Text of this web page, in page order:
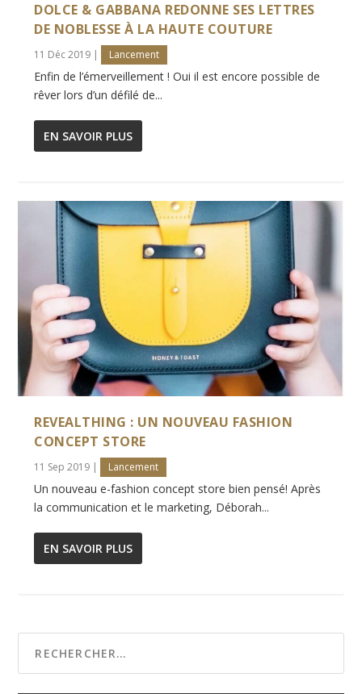
DOLCE & GABBANA REDONNE SES LETTRES
DE NOBLESSE À LA HAUTE COUTURE
11 Déc 2019 | Lancement
Enfin de l’émerveillement ! Oui il est encore possible de
rêver lors d’un défilé de...
EN SAVOIR PLUS
REVEALTHING : UN NOUVEAU FASHION
CONCEPT STORE
11 Sep 2019 | Lancement
Un nouveau e-fashion concept store bien pensé! Après
la communication et le marketing, Déborah...
EN SAVOIR PLUS